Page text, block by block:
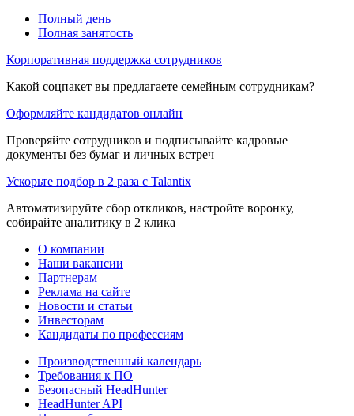
Полный день
Полная занятость
Корпоративная поддержка сотрудников
Какой соцпакет вы предлагаете семейным сотрудникам?
Оформляйте кандидатов онлайн
Проверяйте сотрудников и подписывайте кадровые
документы без бумаг и личных встреч
Ускорьте подбор в 2 раза с Talantix
Автоматизируйте сбор откликов, настройте воронку,
собирайте аналитику в 2 клика
О компании
Наши вакансии
Партнерам
Реклама на сайте
Новости и статьи
Инвесторам
Кандидаты по профессиям
Производственный календарь
Требования к ПО
Безопасный HeadHunter
HeadHunter API